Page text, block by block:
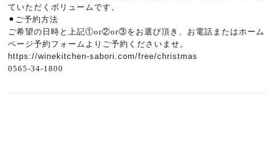
ていただくボリュームです。
⚫︎ご予約方法
ご希望の日時と上記①or②or③をお選び頂き、お電話またはホーム
ページ予約フォームよりご予約くださいませ。
https://winekitchen-sabori.com/free/christmas
0565-34-1800